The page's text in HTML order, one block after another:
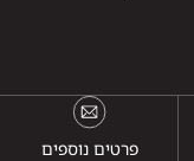
פרטים נוספים